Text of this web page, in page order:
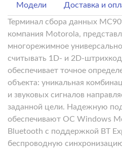
Модели Доставка и
Терминал сбора данных
компания Motorola,
многорежимное
считывать 1D- и 2D-
обеспечивает точное
объекта: уникальная
и звуковых сигналов
заданной цели. Надежную
обеспечивают ОС Windows
Bluetooth с поддержкой BT
беспроводную